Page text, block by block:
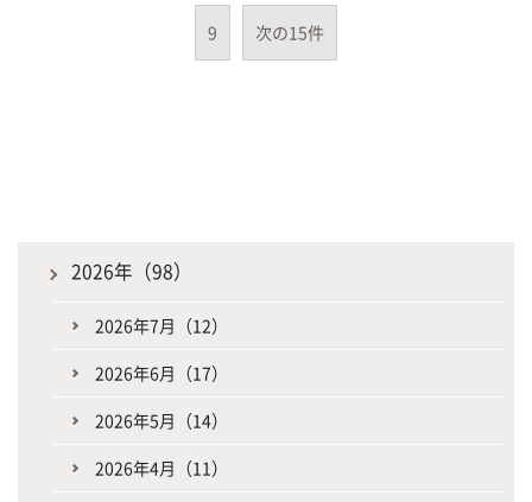
9 次の15件
2026年（98）
2026年7月（12）
2026年6月（17）
2026年5月（14）
2026年4月（11）